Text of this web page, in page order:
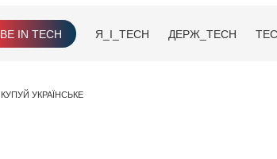
BE IN TECH Я_І_TECH ДЕРЖ_TECH
КУПУЙ УКРАЇНСЬКЕ